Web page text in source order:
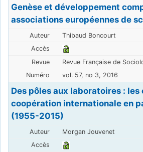
Genèse et développement
associations européennes de
Thibaud Boncourt
Revue Française de
vol. 57, no 3, 2016
Des pôles aux laboratoires : les
coopération internationale en
(1955-2015)
Morgan Jouvenet